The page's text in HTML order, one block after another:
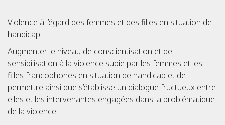
Violence à l’égard des femmes et des filles en situation de
handicap
Augmenter le niveau de conscientisation et de
sensibilisation à la violence subie par les femmes et les
filles francophones en situation de handicap et de
permettre ainsi que s’établisse un dialogue fructueux entre
elles et les intervenantes engagées dans la problématique
de la violence.